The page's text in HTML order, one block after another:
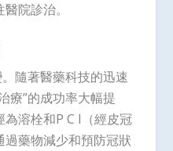
院診治。
隨著醫藥科技的迅速
療”的成功率大幅提
溶栓和P C I（經皮冠
藥物減少和預防冠狀